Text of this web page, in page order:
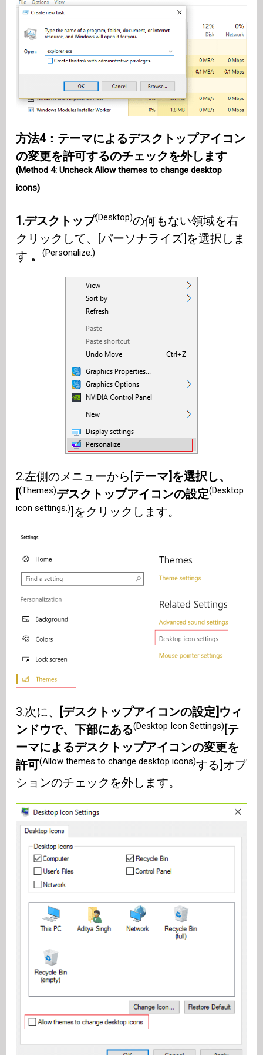
方法4：テーマによるデスクトップアイコン
の変更を許可するのチェックを外します
(Method 4: Uncheck Allow themes to change desktop
icons)
1.デスクトップ(Desktop)の何もない領域を右
クリックして、[パーソナライズ]を選択しま
す 。(Personalize.)
2.左側のメニューから[テーマ]を選択し、
[(Themes)デスクトップアイコンの設定(Desktop
icon settings.)]をクリックします。
3.次に、
[デスクトップアイコンの設定]ウィ
ンドウで、下部にある(Desktop Icon Settings) [テ
ーマによるデスクトップアイコンの変更を
許可(Allow themes to change desktop icons)する]オプ
ションのチェックを外します。